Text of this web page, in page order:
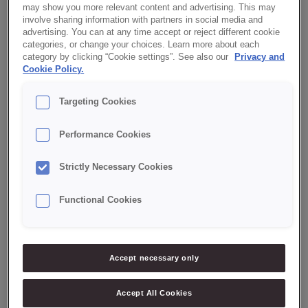
Mustigt och mörkt bröd med tydlig maltdoft som innehåller
råg, skållning, surdeg och vetegroddar. Dosering: 45 %.
LADDA NER PDF MED RECEPT
INGREDIENSER
Värmlandsbas
Bagerivetemjöl
Vatten
1000 g
250 g
Oblandad rågsikt
200 g
may show you more relevant content and advertising. This may
involve sharing information with partners in social media and
advertising. You can at any time accept or reject different cookie
categories, or change your choices. Learn more about each
category by clicking “Cookie settings”. See also our
Privacy and
Cookie Policy.
Targeting Cookies
Performance Cookies
Strictly Necessary Cookies
Functional Cookies
Accept necessary only
Accept All Cookies